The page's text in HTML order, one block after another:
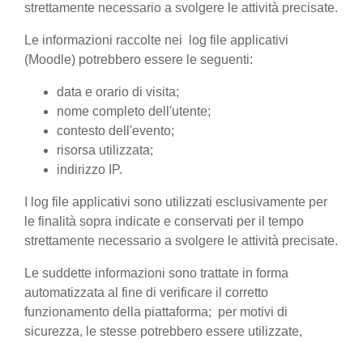
strettamente necessario a svolgere le attività precisate.
Le informazioni raccolte nei log file applicativi
(Moodle) potrebbero essere le seguenti:
data e orario di visita;
nome completo dell'utente;
contesto dell'evento;
risorsa utilizzata;
indirizzo IP.
I log file applicativi sono utilizzati esclusivamente per
le finalità sopra indicate e conservati per il tempo
strettamente necessario a svolgere le attività precisate.
Le suddette informazioni sono trattate in forma
automatizzata al fine di verificare il corretto
funzionamento della piattaforma; per motivi di
sicurezza, le stesse potrebbero essere utilizzate,